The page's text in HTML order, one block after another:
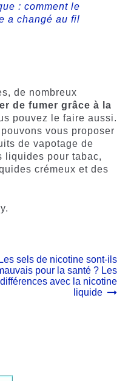
: comment le
a changé au fil
de nombreux
de fumer grâce à la
pouvez le faire aussi.
vous proposer
de vapotage de
liquides pour tabac,
crémeux et des
:
Les sels de nicotine sont-ils
pour la santé ? Les
différences avec la nicotine
liquide